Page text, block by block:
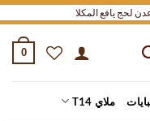
لحج يافع المكلا
0
ملاي T14